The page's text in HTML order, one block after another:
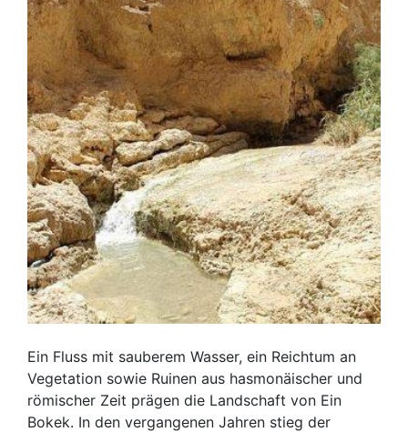
Ein Fluss mit sauberem Wasser, ein Reichtum an
Vegetation sowie Ruinen aus hasmonäischer und
römischer Zeit prägen die Landschaft von Ein
Bokek. In den vergangenen Jahren stieg der